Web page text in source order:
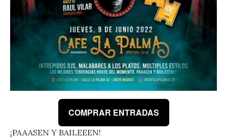
COMPRAR ENTRADAS
¡PAAASEN Y BAILEEEN!